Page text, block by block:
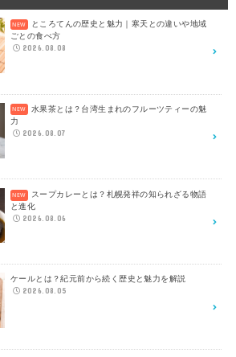
ところてんの歴史と魅力｜寒天との違いや地域
ごとの食べ方
2026.08.08
水果茶とは？台湾生まれのフルーツティーの魅
力
2026.08.07
スープカレーとは？札幌発祥の知られざる物語
と進化
2026.08.06
ケールとは？紀元前から続く歴史と魅力を解説
2026.08.05